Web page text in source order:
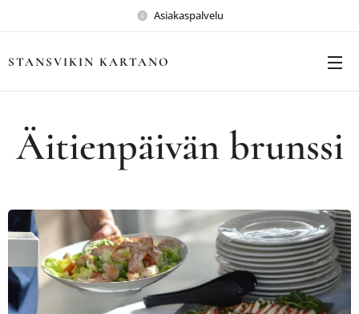
Asiakaspalvelu
STANSVIKIN KARTANO
Äitienpäivän brunssi